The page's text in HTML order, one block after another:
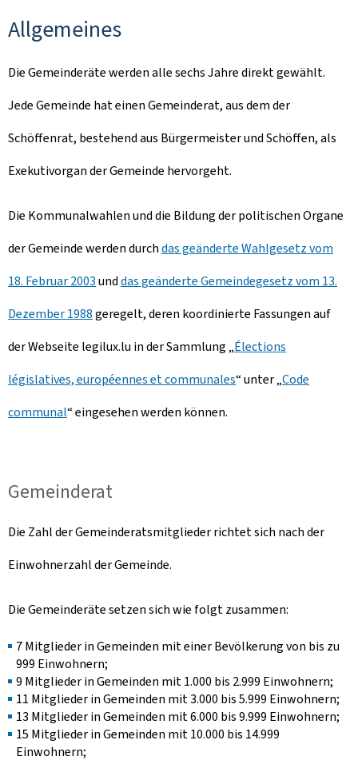
Allgemeines
Die Gemeinderäte werden alle sechs Jahre direkt gewählt.
Jede Gemeinde hat einen Gemeinderat, aus dem der
Schöffenrat, bestehend aus Bürgermeister und Schöffen, als
Exekutivorgan der Gemeinde hervorgeht.
Die Kommunalwahlen und die Bildung der politischen Organe
der Gemeinde werden durchdas geänderte Wahlgesetz vom
18. Februar 2003unddas geänderte Gemeindegesetz vom 13.
Dezember 1988geregelt, deren koordinierte Fassungen auf
der Webseite legilux.lu in der Sammlung „Élections
législatives, européennes et communales“ unter „Code
communal“ eingesehen werden können.
Gemeinderat
Die Zahl der Gemeinderatsmitglieder richtet sich nach der
Einwohnerzahl der Gemeinde.
Die Gemeinderäte setzen sich wie folgt zusammen:
7 Mitglieder in Gemeinden mit einer Bevölkerung von bis zu
999 Einwohnern;
9 Mitglieder in Gemeinden mit 1.000 bis 2.999 Einwohnern;
11 Mitglieder in Gemeinden mit 3.000 bis 5.999 Einwohnern;
13 Mitglieder in Gemeinden mit 6.000 bis 9.999 Einwohnern;
15 Mitglieder in Gemeinden mit 10.000 bis 14.999
Einwohnern;